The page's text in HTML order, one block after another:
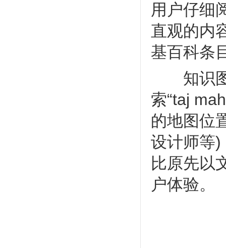
用户仔细
直观的内
基百科条
知识图
索“taj
的地图位
设计师等)
比原先以
户体验。